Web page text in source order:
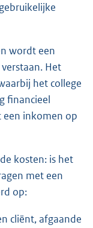
wordt een
Het
het college
financieel
een inkomen op
kosten: is het
met een
op:
cliënt, afgaande